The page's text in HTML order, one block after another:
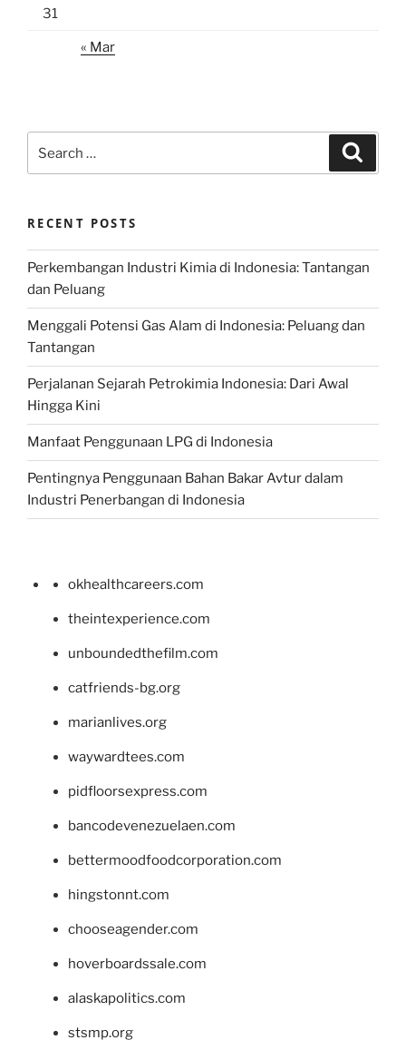
31
« Mar
for:
RECENT POSTS
Perkembangan Industri Kimia di Indonesia: Tantangan
dan Peluang
Menggali Potensi Gas Alam di Indonesia: Peluang dan
Tantangan
Perjalanan Sejarah Petrokimia Indonesia: Dari Awal
Hingga Kini
Manfaat Penggunaan LPG di Indonesia
Pentingnya Penggunaan Bahan Bakar Avtur dalam
Industri Penerbangan di Indonesia
okhealthcareers.com
theintexperience.com
unboundedthefilm.com
catfriends-bg.org
marianlives.org
waywardtees.com
pidfloorsexpress.com
bancodevenezuelaen.com
bettermoodfoodcorporation.com
hingstonnt.com
chooseagender.com
hoverboardssale.com
alaskapolitics.com
stsmp.org